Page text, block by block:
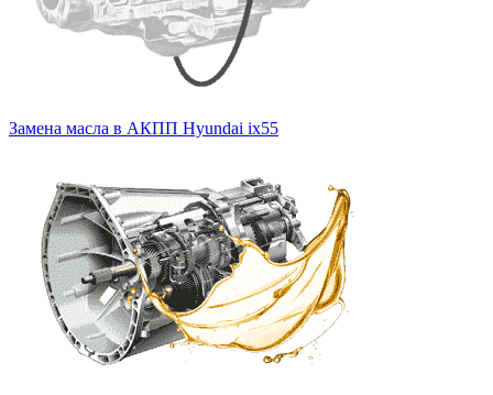
Замена масла в АКПП Hyundai ix55